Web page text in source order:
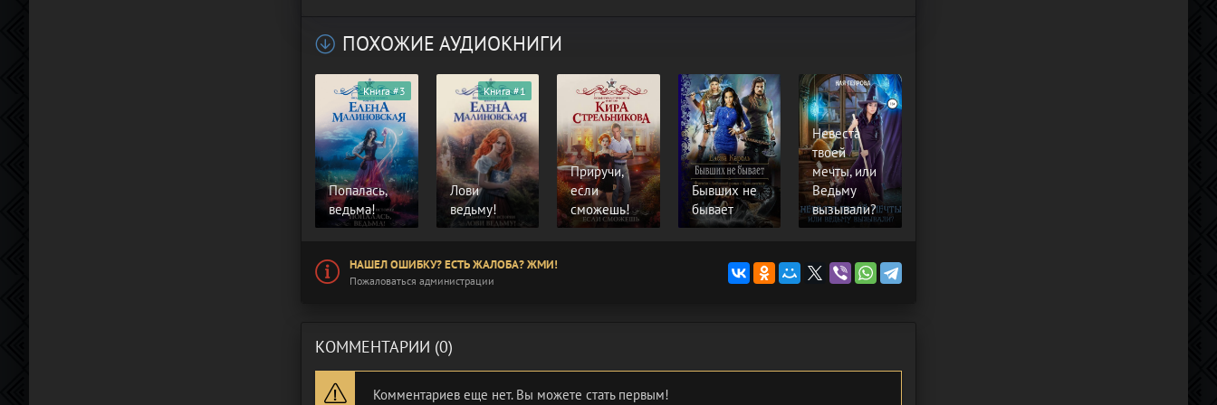
ПОХОЖИЕ АУДИОКНИГИ
Попалась,
ведьма!
Книга #3
Лови
ведьму!
Книга #1
Приручи,
если
сможешь!
Бывших не
бывает
Невеста
твоей
мечты, или
Ведьму
вызывали?
НАШЕЛ ОШИБКУ? ЕСТЬ ЖАЛОБА? ЖМИ!
Пожаловаться администрации
КОММЕНТАРИИ (0)
Комментариев еще нет. Вы можете стать первым!